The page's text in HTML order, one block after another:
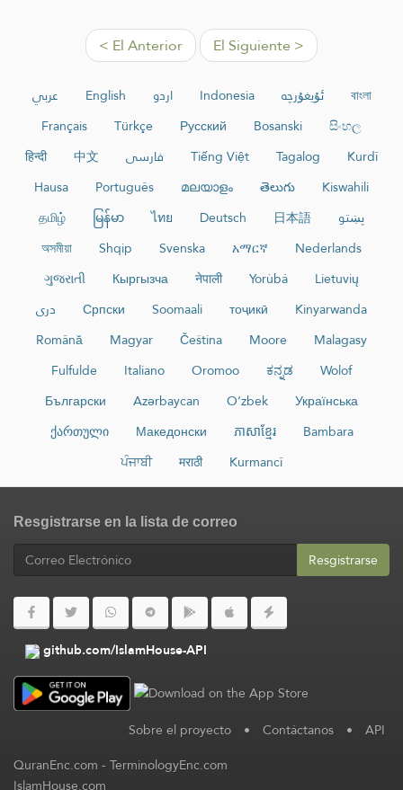
< El Anterior El Siguiente >
عربي English اردو Indonesia ئۇيغۇرچە
বাংলা
Français
Türkçe Русский Bosanski
සිංහල
हिन्दी
中文 فارسی Tiếng Việt Tagalog
Kurdî
Hausa
Português മലയാളം తెలుగు
Kiswahili
தமிழ்
မြန်မာ ไทย Deutsch 日本語
پښتو
অসমীয়া
Shqip Svenska አማርኛ
Nederlands
ગુજરાતી
Кыргызча नेपाली Yorùbá
Lietuvių
دری
Српски Soomaali тоҷикӣ
Kinyarwanda
Română
Magyar Čeština Moore
Malagasy
Fulfulde
Italiano Oromoo ಕನ್ನಡ
Wolof
Български
Azərbaycan O‘zbek
Українська
ქართული
Македонски ភាសាខ្មែរ
Bambara
ਪੰਜਾਬੀ
मराठी Kurmancî
Resgistrarse en la lista de correo
Resgistrarse
github.com/IslamHouse-API
Sobre el proyecto • Contáctanos • API
QuranEnc.com-TerminologyEnc.com
IslamHouse.com